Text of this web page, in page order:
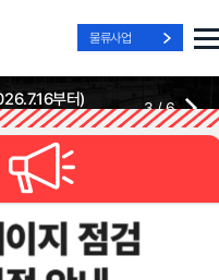
물류사업
Way
Way
Way
부터)
2026-07-13
3/6